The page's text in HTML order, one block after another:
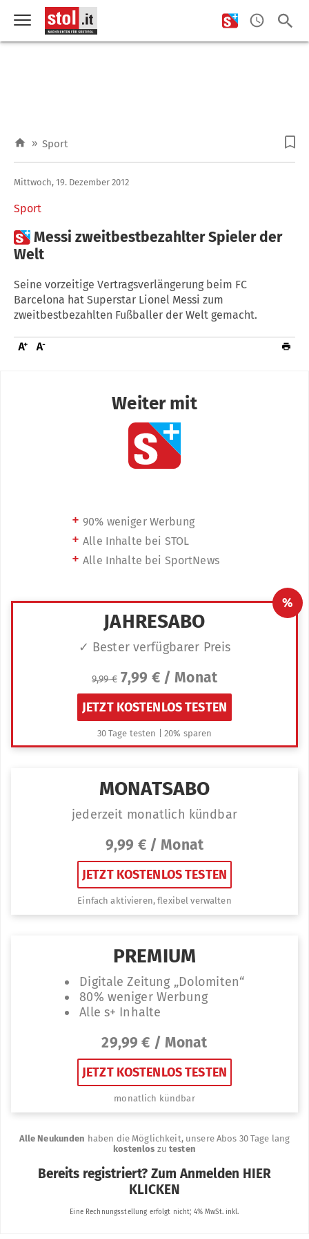
» Sport
Sport
Mittwoch, 19. Dezember 2012
Messi zweitbestbezahlter Spieler der
Welt
Seine vorzeitige Vertragsverlängerung beim FC
Barcelona hat Superstar Lionel Messi zum
zweitbestbezahlten Fußballer der Welt gemacht.